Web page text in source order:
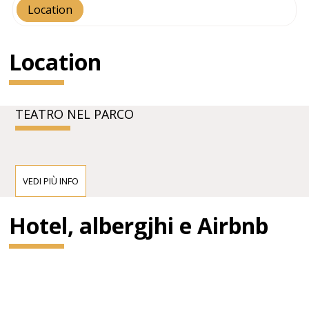
Location
Location
TEATRO NEL PARCO
VEDI PIÙ INFO
Hotel, albergjhi e Airbnb